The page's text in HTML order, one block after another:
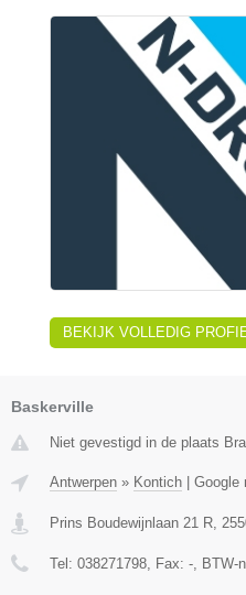
BEKIJK VOLLEDIG
Baskerville
Niet gevestigd in de plaats
Antwerpen » Kontich Google
Prins Boudewijnlaan 21 R,
Tel: 038271798, Fax: -, BTW-